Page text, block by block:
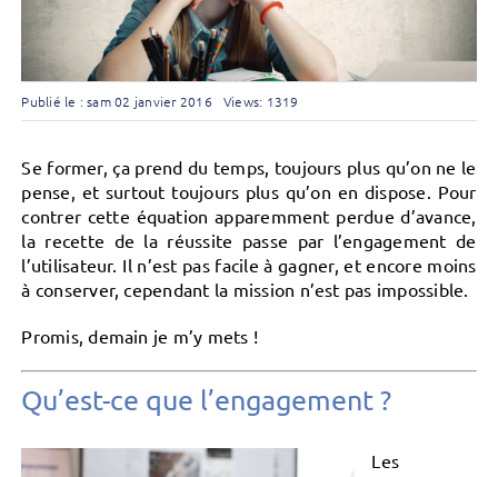
Publié le : sam 02 janvier 2016 Views: 1319
Se former, ça prend du temps, toujours plus qu’on ne le
pense, et surtout toujours plus qu’on en dispose. Pour
contrer cette équation apparemment perdue d’avance,
la recette de la réussite passe par l’engagement de
l’utilisateur. Il n’est pas facile à gagner, et encore moins
à conserver, cependant la mission n’est pas impossible.
Promis, demain je m’y mets !
Qu’est-ce que l’engagement ?
Les